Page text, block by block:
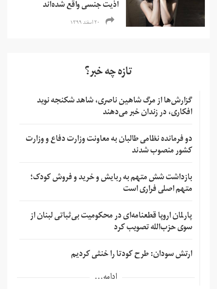
اذیت جنسی واقع شده‌اند
۲۰ اسفند ۱۳۹۹
تازه چه خبر؟
گزارش‌ها از مرگ شاهین ناصری، شاهد شکنجه نوید
افکاری، در زندان خبر می‌دهند
دو فرمانده نظامی طالبان به معاونت وزارت دفاع و وزارت
کشور منصوب شدند
بازداشت شش متهم به ربایش و خرید و فروش کودک؛
متهم اصلی فراری است
پارلمان اروپا قطعنامه‌ای در محکومیت بی‌ثباتی لبنان از
سوی حزب‌الله تصویب کرد
ارتش سودان: طرح کودتا را خنثی کردیم
ادامه...